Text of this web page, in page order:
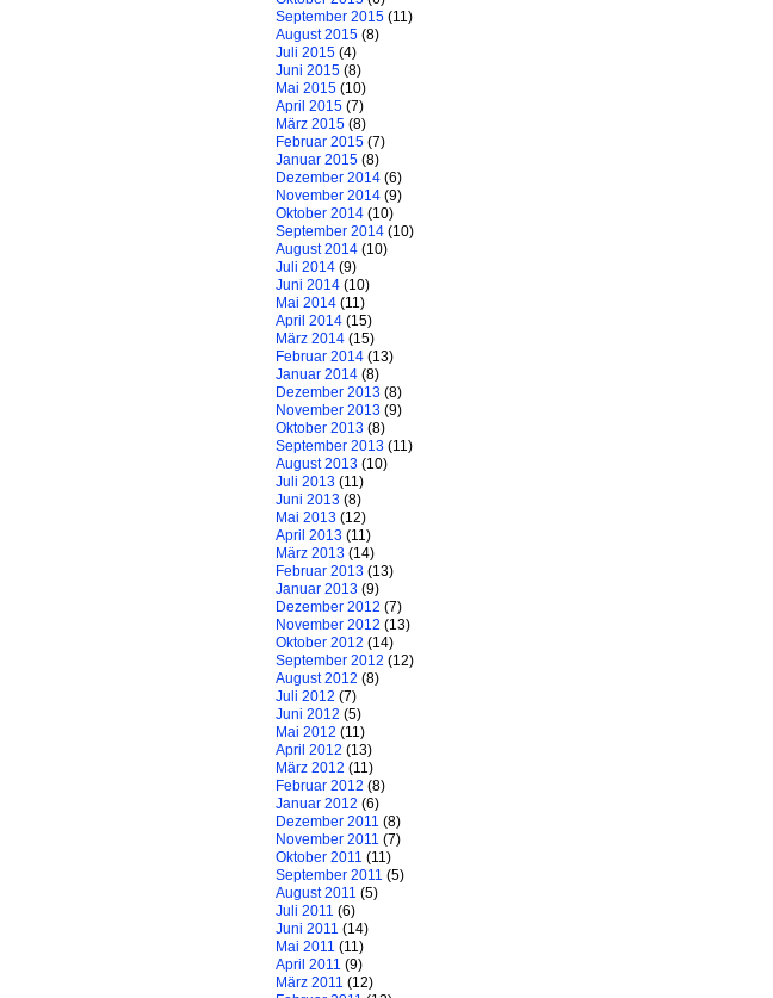
September 2015 (11)
August 2015 (8)
Juli 2015 (4)
Juni 2015 (8)
Mai 2015 (10)
April 2015 (7)
März 2015 (8)
Februar 2015 (7)
Januar 2015 (8)
Dezember 2014 (6)
November 2014 (9)
Oktober 2014 (10)
September 2014 (10)
August 2014 (10)
Juli 2014 (9)
Juni 2014 (10)
Mai 2014 (11)
April 2014 (15)
März 2014 (15)
Februar 2014 (13)
Januar 2014 (8)
Dezember 2013 (8)
November 2013 (9)
Oktober 2013 (8)
September 2013 (11)
August 2013 (10)
Juli 2013 (11)
Juni 2013 (8)
Mai 2013 (12)
April 2013 (11)
März 2013 (14)
Februar 2013 (13)
Januar 2013 (9)
Dezember 2012 (7)
November 2012 (13)
Oktober 2012 (14)
September 2012 (12)
August 2012 (8)
Juli 2012 (7)
Juni 2012 (5)
Mai 2012 (11)
April 2012 (13)
März 2012 (11)
Februar 2012 (8)
Januar 2012 (6)
Dezember 2011 (8)
November 2011 (7)
Oktober 2011 (11)
September 2011 (5)
August 2011 (5)
Juli 2011 (6)
Juni 2011 (14)
Mai 2011 (11)
April 2011 (9)
März 2011 (12)